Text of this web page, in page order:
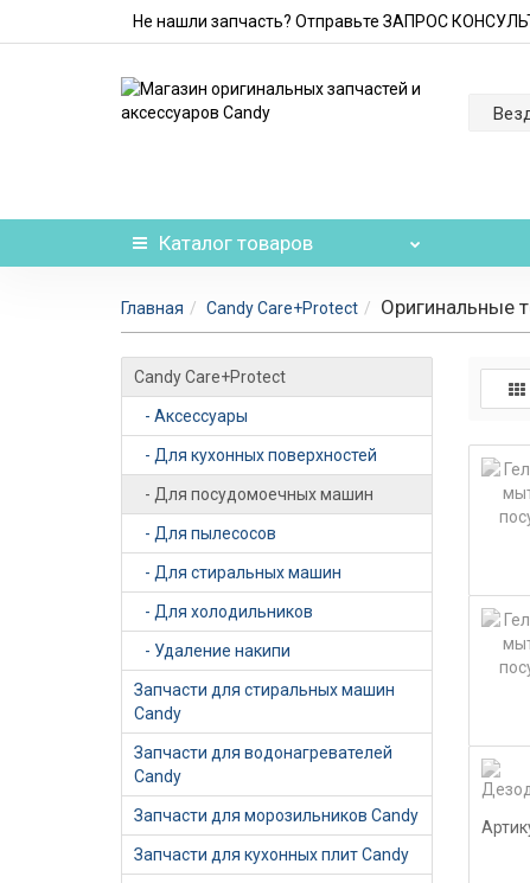
Не нашли запчасть? Отправьте ЗАПРОС
Каталог товаров
Главная Candy Care+Protect Оригинальные
Candy Care+Protect
- Аксессуары
- Для кухонных поверхностей
- Для посудомоечных машин
- Для пылесосов
- Для стиральных машин
- Для холодильников
- Удаление накипи
Запчасти для стиральных машин
Candy
Запчасти для водонагревателей
Candy
Запчасти для морозильников Candy
Запчасти для кухонных плит Candy